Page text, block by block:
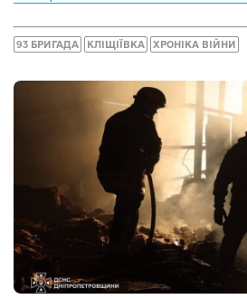
93 БРИГАДА КЛІЩІЇВКА ХРОНІКА ВІЙНИ